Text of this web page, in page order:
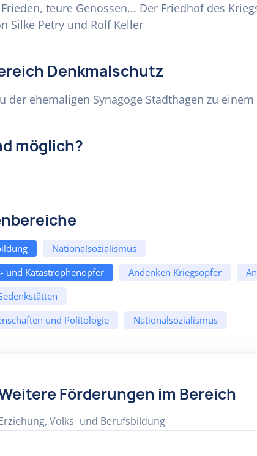
teure Genossen... Der Friedhof des
Silke Petry und Rolf Keller
Denkmalschutz
der ehemaligen Synagoge Stadthagen zu
möglich?
Nationalsozialismus
und Katastrophenopfer
Andenken Kriegsopfer
und Politologie Nationalsozialismus
Förderungen im Bereich
Volks- und Berufsbildung